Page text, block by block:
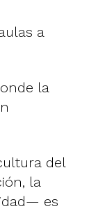
a
la
del
la
es